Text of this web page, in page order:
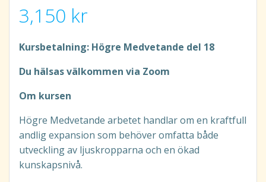
3,150 kr
Kursbetalning: Högre Medvetande del 18
Du hälsas välkommen via Zoom
Om kursen
Högre Medvetande arbetet handlar om en kraftfull
andlig expansion som behöver omfatta både
utveckling av ljuskropparna och en ökad
kunskapsnivå.